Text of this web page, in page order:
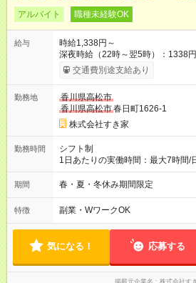
アルバイト 職種未経験OK
給与
時給1,338円～
深夜時給（22時～翌5時）：1338円 【試用期間】試用期間あり
試用期間の長さ：1ヶ月 雇用形態
試用期間の実態は30日（※条件変
同時給）
交通費別途支給あり
勤務地
香川県高松市
香川県高松市春日町1626-1
株式会社すき家
勤務時間
シフト制
1日あたりの実働時間：最大7時間/
週2日～・1日2h～OK◎ ※22:00か
のみ勤務可能です（18歳未満の深夜業務
す。 必ず、2名以上での勤務を行い
す。
期間 春・夏・冬休み期間限定
特徴 副業・WワークOK
気になる！ 応募する
掲載元企業名 株式会社す